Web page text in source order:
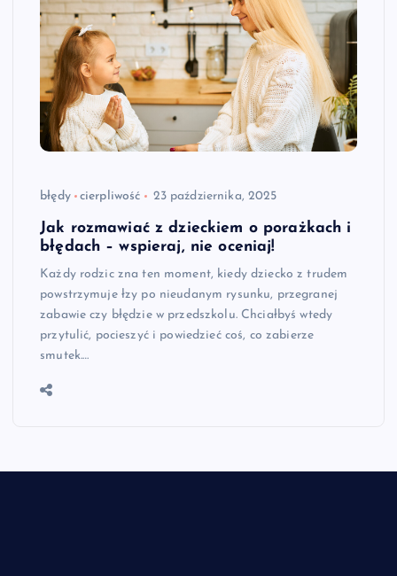
błędy cierpliwość 23 października, 2025
Jak rozmawiać z dzieckiem o porażkach i
błędach – wspieraj, nie oceniaj!
Każdy rodzic zna ten moment, kiedy dziecko z trudem
powstrzymuje łzy po nieudanym rysunku, przegranej
zabawie czy błędzie w przedszkolu. Chciałbyś wtedy
przytulić, pocieszyć i powiedzieć coś, co zabierze
smutek.…